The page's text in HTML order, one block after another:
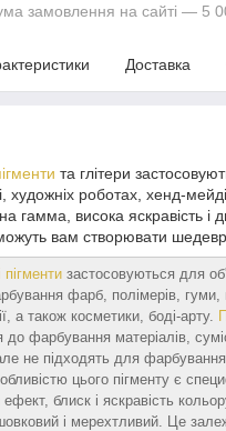
замовлення на сайті — 5
Доставка
та глітери
художніх роботах, хенд-мейді.
гамма, висока яскравість і
вам створювати
застосовуються для
фарб, полімерів, гуми,
а також косметики, боді-арту.
до фарбування матеріалів,
не підходять для
цього пігменту є
блиск і яскравість
і мерехтливий. Це